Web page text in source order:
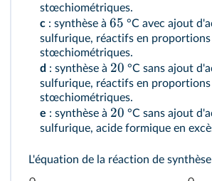
stœchiométriques.
c : synthèse à 65 °C avec ajout
sulfurique, réactifs en proportions
stœchiométriques.
d : synthèse à 20 °C sans ajout
sulfurique, réactifs en proportions
stœchiométriques.
e : synthèse à 20 °C sans ajout
sulfurique, acide formique en
L'équation de la réaction de